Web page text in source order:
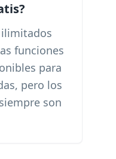
ilimitados
funciones
para
pero los
son